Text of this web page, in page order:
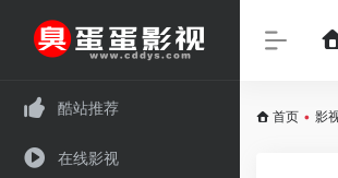
酷站推荐
在线影视
首页 • 影